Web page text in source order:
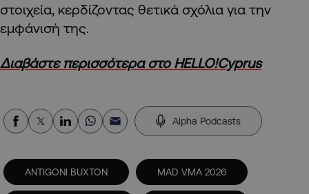
στοιχεία, κερδίζοντας θετικά σχόλια για την
εμφάνισή της.
Διαβάστε περισσότερα στο HELLO!Cyprus
Alpha Podcasts
ANTIGONI BUXTON MAD VMA 2026